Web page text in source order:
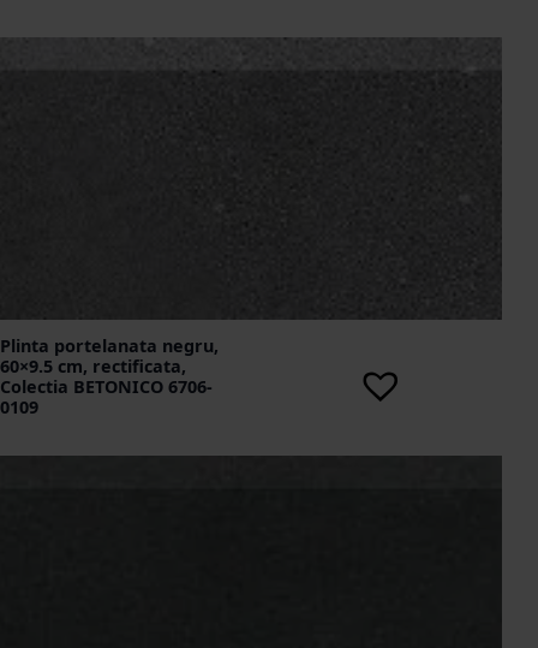
Plinta portelanata negru,
60×9.5 cm, rectificata,
Colectia BETONICO 6706-
0109